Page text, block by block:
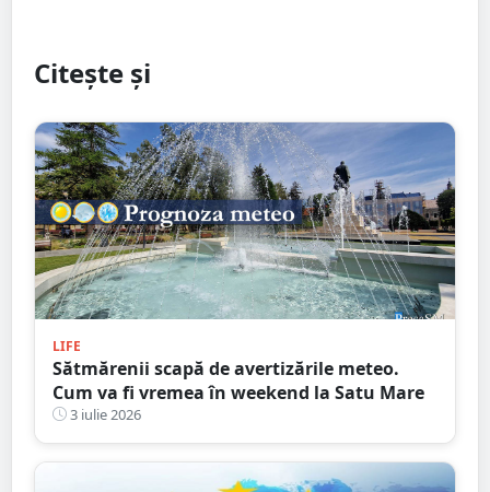
Citește și
LIFE
Sătmărenii scapă de avertizările meteo.
Cum va fi vremea în weekend la Satu Mare
3 iulie 2026